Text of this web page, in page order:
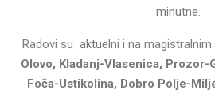
minutne.
Radovi su aktuelni i na magistralnim
Olovo, Kladanj-Vlasenica,
Foča-Ustikolina, Dobro Polje-